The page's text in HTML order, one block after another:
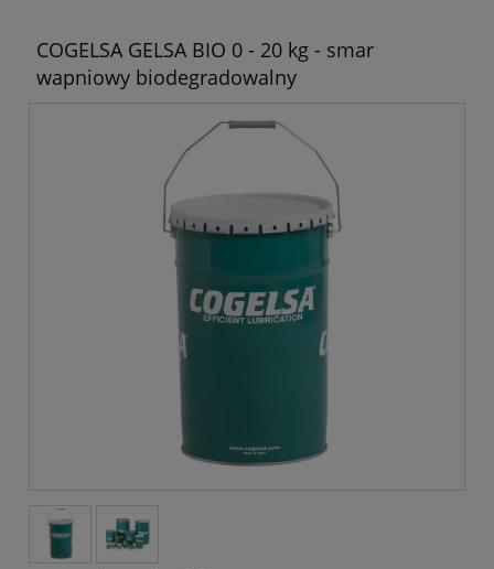
COGELSA GELSA BIO 0 - 20 kg - smar
wapniowy biodegradowalny